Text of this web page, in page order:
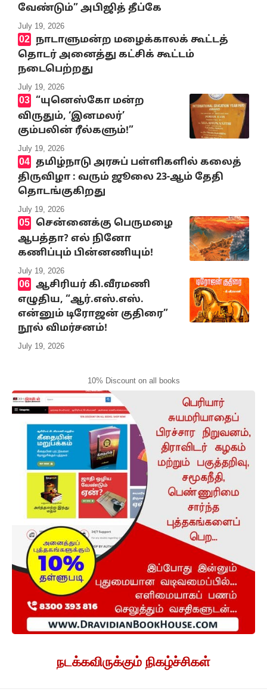
வேண்டும்” அபிஜித் தீப்கே
July 19, 2026
நாடாளுமன்ற மழைக்காலக் கூட்டத்
தொடர் அனைத்து கட்சிக் கூட்டம்
நடைபெற்றது
July 19, 2026
“யுனெஸ்கோ மன்ற
விருதும், ‘இனமலர்’
கும்பலின் ரீல்களும்!”
July 19, 2026
தமிழ்நாடு அரசுப் பள்ளிகளில் கலைத்
திருவிழா : வரும் ஜூலை 23-ஆம் தேதி
தொடங்குகிறது
July 19, 2026
சென்னைக்கு பெருமழை
ஆபத்தா? எல் நினோ
கணிப்பும் பின்னணியும்!
July 19, 2026
ஆசிரியர் கி.வீரமணி
எழுதிய, “ஆர்.எஸ்.எஸ்.
என்னும் டிரோஜன் குதிரை”
நூல் விமர்சனம்!
July 19, 2026
10% Discount on all books
நடக்கவிருக்கும் நிகழ்ச்சிகள்